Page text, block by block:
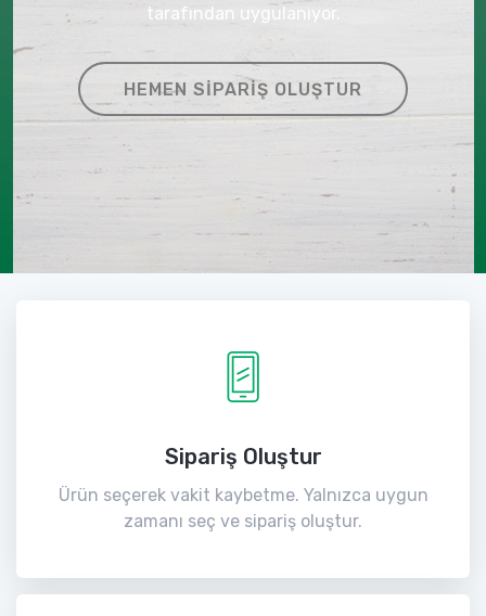
tarafından uygulanıyor.
HEMEN SIPARIŞ OLUŞTUR
Sipariş Oluştur
Ürün seçerek vakit kaybetme. Yalnızca uygun
zamanı seç ve sipariş oluştur.